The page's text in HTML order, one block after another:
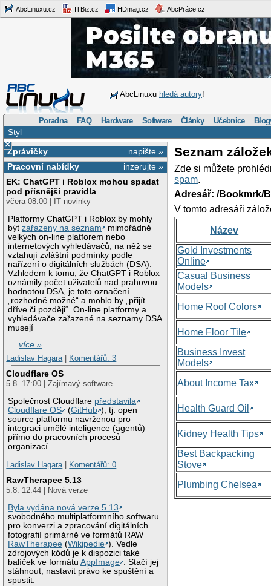
AbcLinuxu.cz ITBiz.cz HDmag.cz AbcPráce.cz
AbcLinuxu hledá autory!
Poradna FAQ Hardware Software Články Učebnice
Styl
×
napište »
Zprávičky
inzerujte »
Pracovní nabídky
EK: ChatGPT i Roblox mohou spadat
pod přísnější pravidla
včera 08:00 | IT novinky
Platformy ChatGPT i Roblox by mohly
býtzařazeny na seznam
mimořádně
velkých on-line platforem nebo
internetových vyhledávačů, na něž se
vztahují zvláštní podmínky podle
nařízení o digitálních službách (DSA).
Vzhledem k tomu, že ChatGPT i Roblox
oznámily počet uživatelů nad prahovou
hodnotou DSA, je toto označení
„rozhodně možné“ a mohlo by „přijít
dříve či později“. On-line platformy a
vyhledávače zařazené na seznamy DSA
musejí
…více »
Ladislav Hagara
Komentářů: 3
Cloudflare OS
5.8. 17:00 | Zajímavý software
Společnost Cloudflare představila
Cloudflare OS
(GitHub ), tj. open
source platformu navrženou pro
integraci umělé inteligence (agentů)
přímo do pracovních procesů
organizací.
Ladislav Hagara
Komentářů: 0
RawTherapee 5.13
5.8. 12:44 | Nová verze
Byla vydána nová verze 5.13
svobodného multiplatformního softwaru
pro konverzi a zpracování digitálních
fotografií primárně ve formátů RAW
RawTherapee (Wikipedie ). Vedle
zdrojových kódů je k dispozici také
balíček ve formátuAppImage . Stačí jej
stáhnout, nastavit právo ke spuštění a
spustit.
Seznam
Zde si můžete
spam.
Adresář: /Bookmrk/
V tomto adresáři
Název
Gold Investments
Online
Casual Business
Models
Home Roof Colors
Home Floor Tile
Business Invest
Models
About Income Tax
Health Guard Oil
Kidney Health Tips
Best Backpacking
Stove
Plumbing Chelsea